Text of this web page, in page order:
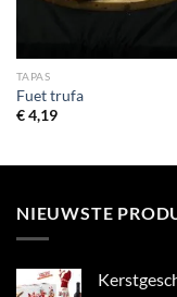
TAPAS
Fuet trufa
€4,19
NIEUWSTE